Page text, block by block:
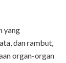
yang
dan rambut,
organ-organ